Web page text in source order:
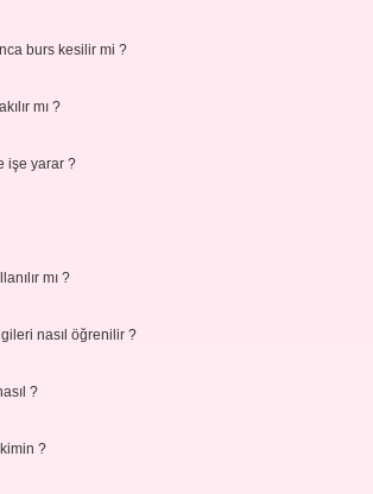
burs kesilir mi ?
mı ?
işe yarar ?
mı ?
nasıl öğrenilir ?
?
?